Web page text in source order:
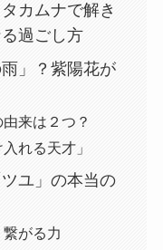
カムナで解き
過ごし方
」？紫陽花が
来は２つ？
れる天才」
ユ」の本当の
繋がる力